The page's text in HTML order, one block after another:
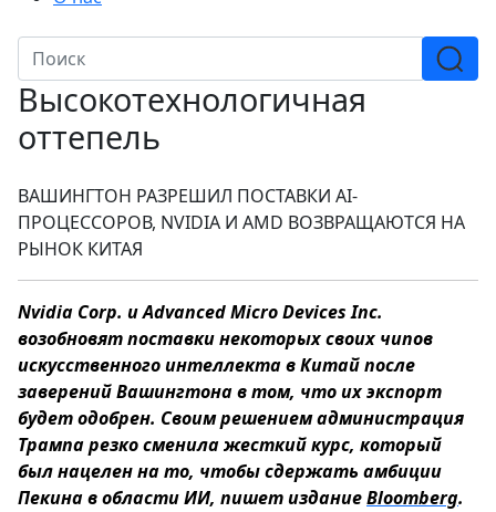
Высокотехнологичная
оттепель
ВАШИНГТОН РАЗРЕШИЛ ПОСТАВКИ AI-
ПРОЦЕССОРОВ, NVIDIA И AMD ВОЗВРАЩАЮТСЯ НА
РЫНОК КИТАЯ
Nvidia Corp. и Advanced Micro Devices Inc.
возобновят поставки некоторых своих чипов
искусственного интеллекта в Китай после
заверений Вашингтона в том, что их экспорт
будет одобрен. Своим решением администрация
Трампа резко сменила жесткий курс, который
был нацелен на то, чтобы сдержать амбиции
Пекина в области ИИ, пишет изданиеBloomberg.